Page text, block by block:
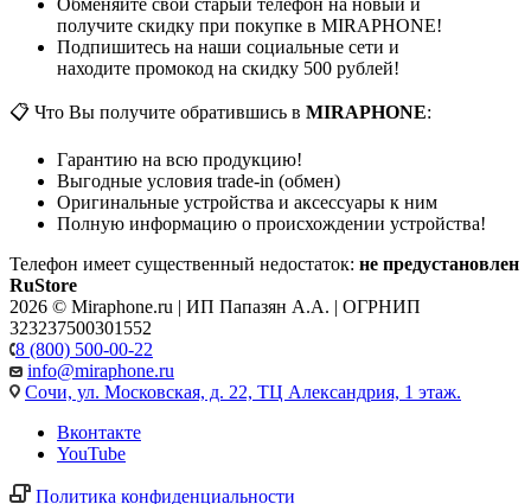
получите скидку при покупке в MIRAPHONE!
Подпишитесь на наши социальные сети и
находите промокод на скидку 500 рублей!
📋 Что Вы получите обратившись в MIRAPHONE:
Гарантию на всю продукцию!
Выгодные условия trade-in (обмен)
Оригинальные устройства и аксессуары к ним
Полную информацию о происхождении устройства!
Телефон имеет существенный недостаток: не предустановлен
RuStore
2026 © Miraphone.ru | ИП Папазян А.А. | ОГРНИП
323237500301552
8 (800) 500-00-22
info@miraphone.ru
Сочи, ул. Московская, д. 22, ТЦ Александрия, 1 этаж.
Вконтакте
YouTube
Политика конфиденциальности